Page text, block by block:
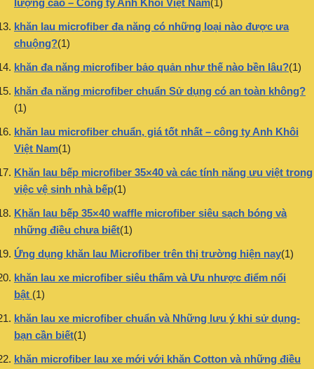
lượng cao – Công ty Anh Khôi Việt Nam(1)
khăn lau microfiber đa năng có những loại nào được ưa
chuộng?(1)
khăn đa năng microfiber bảo quản như thế nào bền lâu?(1)
khăn đa năng microfiber chuẩn Sử dụng có an toàn không?
(1)
khăn lau microfiber chuẩn, giá tốt nhất – công ty Anh Khôi
Việt Nam(1)
Khăn lau bếp microfiber 35×40 và các tính năng ưu việt trong
việc vệ sinh nhà bếp(1)
Khăn lau bếp 35×40 waffle microfiber siêu sạch bóng và
những điều chưa biết(1)
Ứng dụng khăn lau Microfiber trên thị trường hiện nay(1)
khăn lau xe microfiber siêu thấm và Ưu nhược điểm nổi
bật (1)
khăn lau xe microfiber chuẩn và Những lưu ý khi sử dụng-
bạn cần biết(1)
khăn microfiber lau xe mới với khăn Cotton và những điều